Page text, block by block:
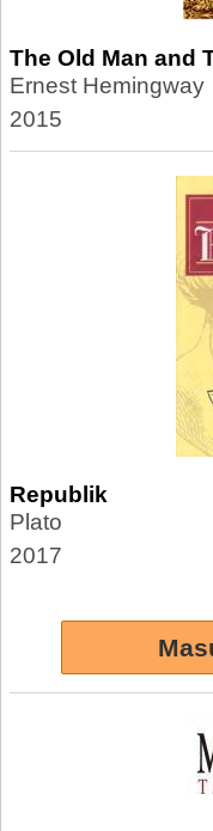
The Old Man and
Ernest Hemingway
2015
Republik
Plato
2017